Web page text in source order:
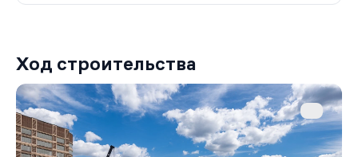
Ход строительства